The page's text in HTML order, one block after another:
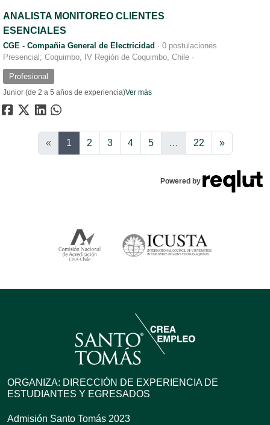
ANALISTA MONITOREO CLIENTES
ESENCIALES
CGE - Compañia General de Electricidad ·
Presencial; Coquimbo, IV Región de Coquimbo, Chile ·
0 postulaciones
Profesional
Junior (de 2 a 5 años de experiencia)Ver más
« 1 2 3 4 5 … 22 »Siguiente
Powered by
ORGANIZA: DIRECCIÓN DE EXPERIENCIA DE
ESTUDIANTES Y EGRESADOS
Admisión Santo Tomás 2023